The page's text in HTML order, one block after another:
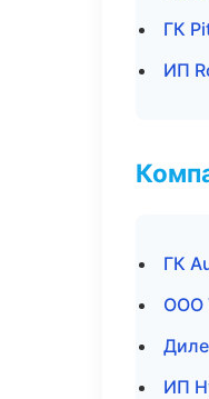
ГК
ИП
ГК
ООО
ИП